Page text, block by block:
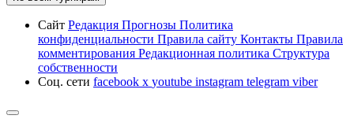
Сайт Редакция Прогнозы Политика
конфиденциальности Правила сайту Контакты Правила
комментирования Редакционная политика Структура
собственности
Соц. сети facebook x youtube instagram telegram viber